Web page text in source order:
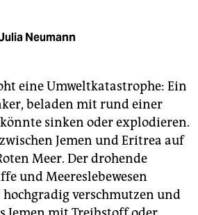
Neumann
eine Umweltkatastrophe: Ein
beladen mit rund einer
sinken oder explodieren.
Jemen und Eritrea auf
Meer. Der drohende
und Meereslebewesen
verschmutzen und